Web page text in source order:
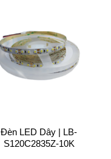
Đèn LED Dây | LB-
S120C2835Z-10K